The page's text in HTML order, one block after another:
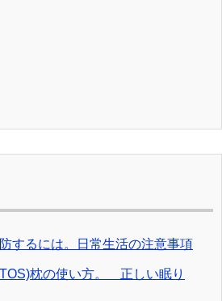
するには。日常生活の注意事項
枕の使い方。 正しい眠り